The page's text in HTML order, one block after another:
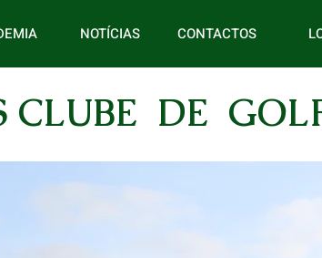
NOTÍCIAS CONTACTOS
DE